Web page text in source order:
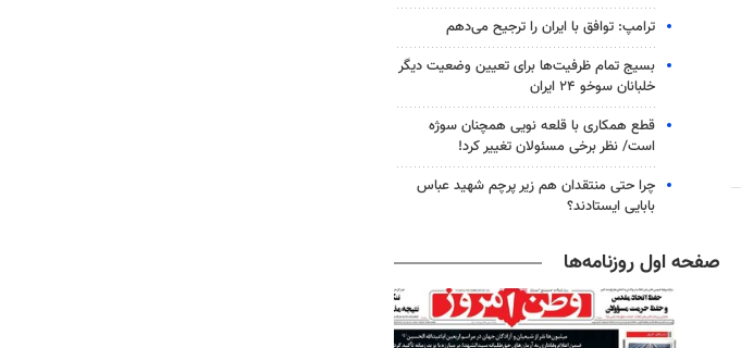
ترامپ: توافق با ایران را ترجیح می‌دهم
بسیج تمام ظرفیت‌ها برای تعیین وضعیت دیگر
خلبانان سوخو ۲۴ ایران
قطع همکاری با قلعه نویی همچنان سوژه
است/ نظر برخی مسئولان تغییر کرد!
چرا حتی منتقدان هم زیر پرچم شهید عباس
بابایی ایستادند؟
صفحه اول روزنامه‌ها